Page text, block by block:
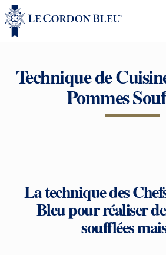
Technique de
Pommes
La technique des
Bleu pour réaliser
soufflées